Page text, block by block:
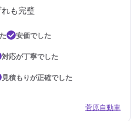
も完璧
安価でした
対応が丁寧でした
見積もりが正確でした
菅原自動車